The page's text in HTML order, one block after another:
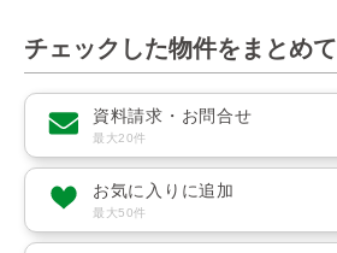
チェックした物件をまとめて
資料請求・お問合せ
最大20件
お気に入りに追加
最大50件